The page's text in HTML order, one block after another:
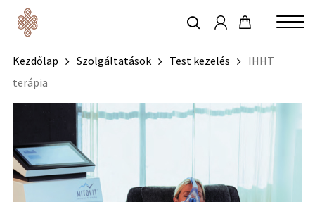
content
keresés
Kezdőlap Szolgáltatások Test kezelés
IHHT
terápia